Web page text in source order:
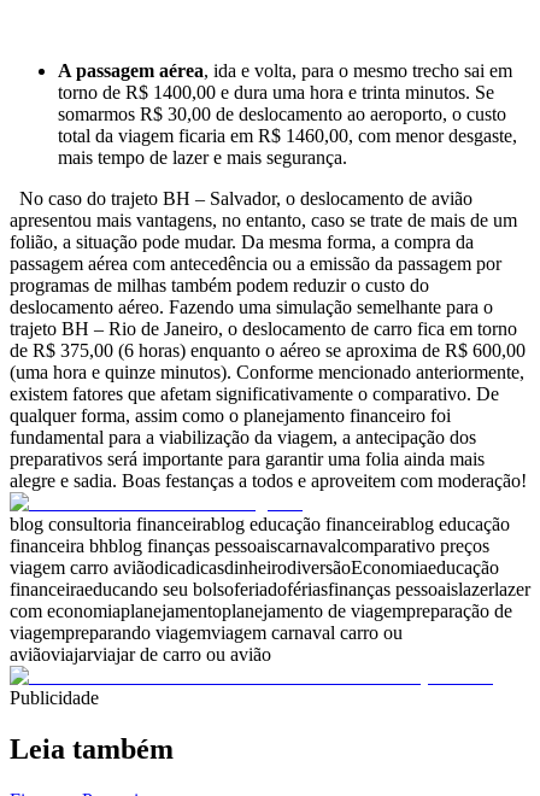
A passagem aérea, ida e volta, para o mesmo trecho sai em
torno de R$ 1400,00 e dura uma hora e trinta minutos. Se
somarmos R$ 30,00 de deslocamento ao aeroporto, o custo
total da viagem ficaria em R$ 1460,00, com menor desgaste,
mais tempo de lazer e mais segurança.
No caso do trajeto BH – Salvador, o deslocamento de avião
apresentou mais vantagens, no entanto, caso se trate de mais de um
folião, a situação pode mudar. Da mesma forma, a compra da
passagem aérea com antecedência ou a emissão da passagem por
programas de milhas também podem reduzir o custo do
deslocamento aéreo. Fazendo uma simulação semelhante para o
trajeto BH – Rio de Janeiro, o deslocamento de carro fica em torno
de R$ 375,00 (6 horas) enquanto o aéreo se aproxima de R$ 600,00
(uma hora e quinze minutos). Conforme mencionado anteriormente,
existem fatores que afetam significativamente o comparativo. De
qualquer forma, assim como o planejamento financeiro foi
fundamental para a viabilização da viagem, a antecipação dos
preparativos será importante para garantir uma folia ainda mais
alegre e sadia. Boas festanças a todos e aproveitem com moderação!
blog consultoria financeirablog educação financeirablog educação
financeira bhblog finanças pessoaiscarnavalcomparativo preços
viagem carro aviãodicadicasdinheirodiversãoEconomiaeducação
financeiraeducando seu bolsoferiadofériasfinanças pessoaislazerlazer
com economiaplanejamentoplanejamento de viagempreparação de
viagempreparando viagemviagem carnaval carro ou
aviãoviajarviajar de carro ou avião
Publicidade
Leia também